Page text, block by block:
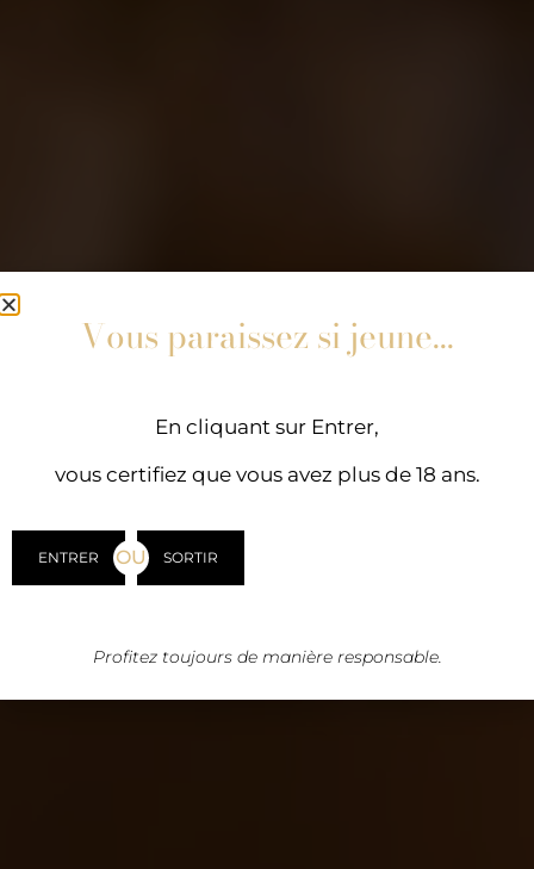
Vous paraissez si jeune...
En cliquant sur Entrer,
vous certifiez que vous avez plus de 18 ans.
ENTRER OU SORTIR
Profitez toujours de manière responsable.